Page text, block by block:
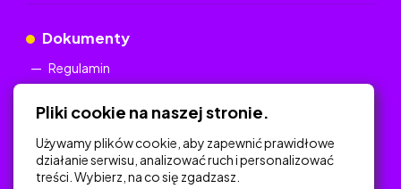
Dokumenty
Regulamin
Na skróty
Pliki cookie na naszej stronie.
Używamy plików cookie, aby zapewnić prawidłowe
działanie serwisu, analizować ruch i personalizować
treści. Wybierz, na co się zgadzasz.